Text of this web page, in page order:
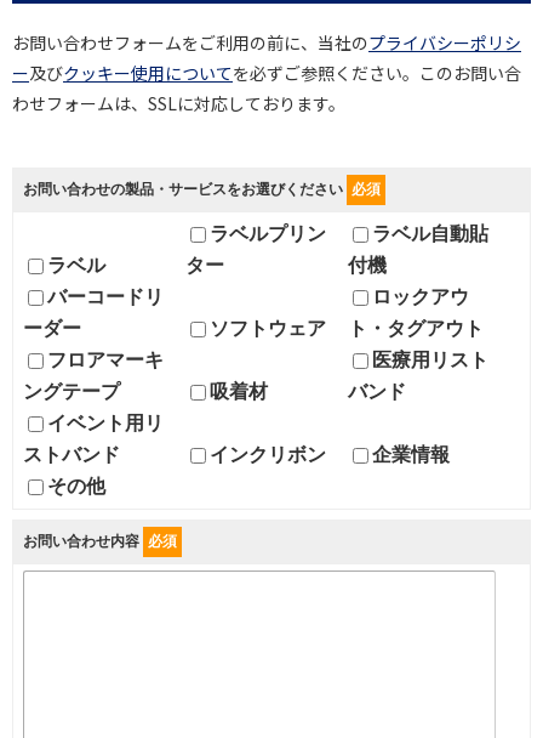
お問い合わせフォームをご利用の前に、当社のプライバシーポリシ
ー及びクッキー使用についてを必ずご参照ください。このお問い合
わせフォームは、SSLに対応しております。
お問い合わせの製品・サービスをお選びください 必須
ラベル
ラベルプリン
ター
ラベル自動貼
付機
バーコードリ
ーダー
ソフトウェア
ロックアウ
ト・タグアウト
フロアマーキ
ングテープ
吸着材
医療用リスト
バンド
イベント用リ
ストバンド
インクリボン
企業情報
その他
お問い合わせ内容 必須